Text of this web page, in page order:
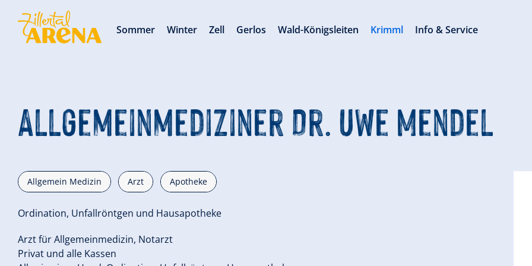
Allgemeinmediziner Dr. Uwe Mendel
Allgemein Medizin Arzt Apotheke
Ordination, Unfallröntgen und Hausapotheke
Arzt für Allgemeinmedizin, Notarzt
Privat und alle Kassen
Sommer Winter Zell Gerlos Wald-Königsleiten Krimml Info & Service